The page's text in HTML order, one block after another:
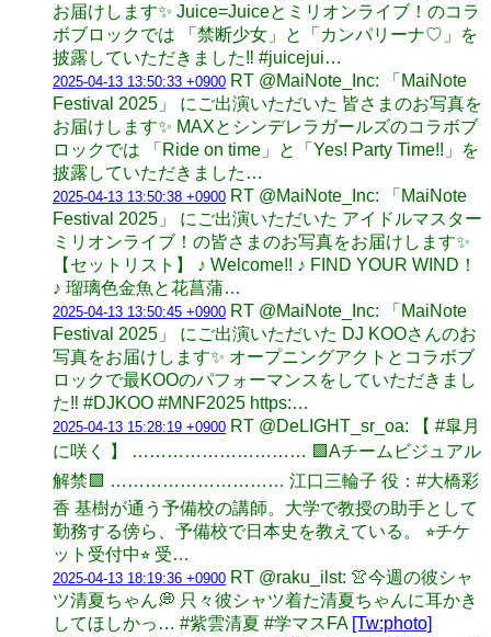
お届けします✨ Juice=Juiceとミリオンライブ！のコラ
ボブロックでは 「禁断少女」と「カンパリーナ♡」を
披露していただきました‼️ #juicejui…
2025-04-13 13:50:33 +0900 RT @MaiNote_Inc: 「MaiNote
Festival 2025」 にご出演いただいた 皆さまのお写真を
お届けします✨ MAXとシンデレラガールズのコラボブ
ロックでは 「Ride on time」と「Yes! Party Time!!」を
披露していただきました…
2025-04-13 13:50:38 +0900 RT @MaiNote_Inc: 「MaiNote
Festival 2025」 にご出演いただいた アイドルマスター
ミリオンライブ！の皆さまのお写真をお届けします✨
【セットリスト】 ♪ Welcome!! ♪ FIND YOUR WIND！
♪ 瑠璃色金魚と花菖蒲…
2025-04-13 13:50:45 +0900 RT @MaiNote_Inc: 「MaiNote
Festival 2025」 にご出演いただいた DJ KOOさんのお
写真をお届けします✨ オープニングアクトとコラボブ
ロックで最KOOのパフォーマンスをしていただきまし
た‼️ #DJKOO #MNF2025 https:…
2025-04-13 15:28:19 +0900 RT @DeLIGHT_sr_oa: 【 #皐月
に咲く 】 ………………………… 🟪Aチームビジュアル
解禁🟪 ………………………… 江口三輪子 役：#大橋彩
香 基樹が通う予備校の講師。大学で教授の助手として
勤務する傍ら、予備校で日本史を教えている。 ⭐︎チケ
ット受付中⭐︎ 受…
2025-04-13 18:19:36 +0900 RT @raku_ilst: 👚今週の彼シャ
ツ清夏ちゃん💭 只々彼シャツ着た清夏ちゃんに耳かき
してほしかっ… #紫雲清夏 #学マスFA [Tw:photo]